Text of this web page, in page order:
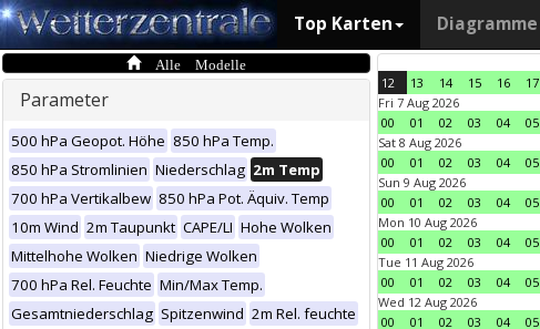
Top Karten Diagramme
Alle Modelle
Parameter
500 hPa Geopot. Höhe 850 hPa Temp.
850 hPa Stromlinien Niederschlag 2m Temp
700 hPa Vertikalbew 850 hPa Pot. Äquiv. Temp
10m Wind 2m Taupunkt CAPE/LI Hohe Wolken
Mittelhohe Wolken Niedrige Wolken
700 hPa Rel. Feuchte Min/Max Temp.
Gesamtniederschlag Spitzenwind 2m Rel. feuchte
12 13 14 15 16 17
Fri 7 Aug 2026
00
01 02 03 04 05
Sat 8 Aug 2026
00
01 02 03 04 05
Sun 9 Aug 2026
00
01 02 03 04 05
Mon 10 Aug 2026
00
01 02 03 04 05
Tue 11 Aug 2026
00
01 02 03 04 05
Wed 12 Aug 2026
00
01 02 03 04 05